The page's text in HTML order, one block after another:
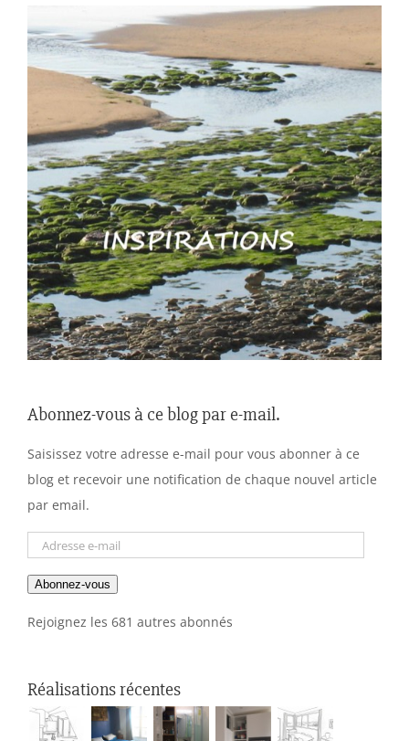
Abonnez-vous à ce blog par e-mail.
Saisissez votre adresse e-mail pour vous abonner à ce
blog et recevoir une notification de chaque nouvel article
par email.
Adresse
mail
Abonnez-vous
Rejoignez les 681 autres abonnés
Réalisations récentes